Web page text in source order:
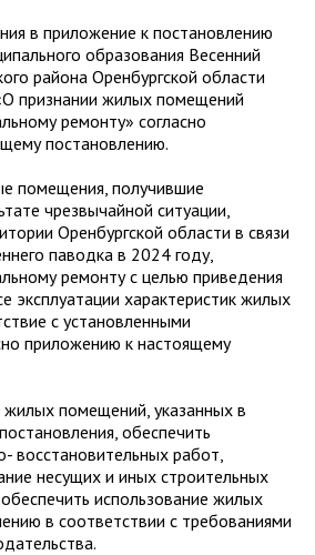
в приложение к постановлению
образования Весенний
района Оренбургской области
признании жилых помещений
ремонту» согласно
постановлению.
получившие
чрезвычайной ситуации,
Оренбургской области в связи
паводка в 2024 году,
ремонту с целью приведения
эксплуатации характеристик жилых
с установленными
приложению к настоящему
помещений, указанных в
обеспечить
восстановительных работ,
несущих и иных строительных
использование жилых
в соответствии с требованиями